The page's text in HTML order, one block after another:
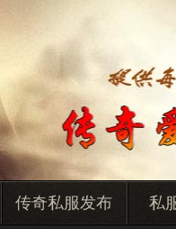
传奇私服发布 私